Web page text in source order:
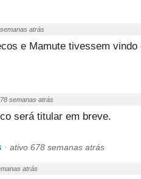
atrás
e Mamute tivessem
semanas atrás
será titular em breve.
· ativo 678 semanas atrás
atrás